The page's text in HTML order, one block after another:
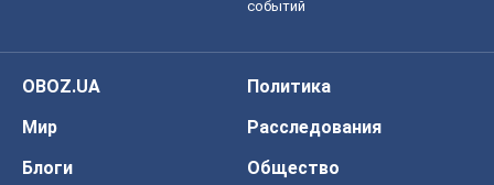
событий
OBOZ.UA
Политика
Мир
Расследования
Блоги
Общество